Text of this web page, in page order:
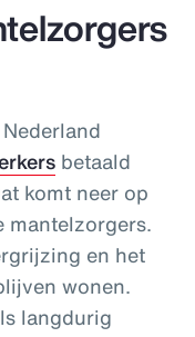
betaald
komt neer op
mantelzorgers.
en het
wonen.
langdurig